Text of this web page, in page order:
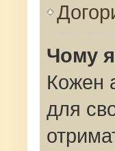
Чому
Кожен
для